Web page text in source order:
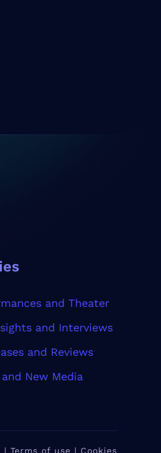
and Theater
and Interviews
and Reviews
New Media
Terms of use | Cookies